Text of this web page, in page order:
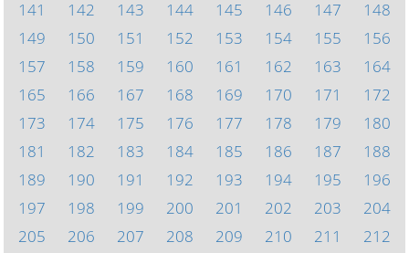
141
142 143 144 145 146 147
148
149
150 151 152 153 154 155
156
157
158 159 160 161 162 163
164
165
166 167 168 169 170 171
172
173
174 175 176 177 178 179
180
181
182 183 184 185 186 187
188
189
190 191 192 193 194 195
196
197
198 199 200 201 202 203
204
205
206 207 208 209 210 211
212